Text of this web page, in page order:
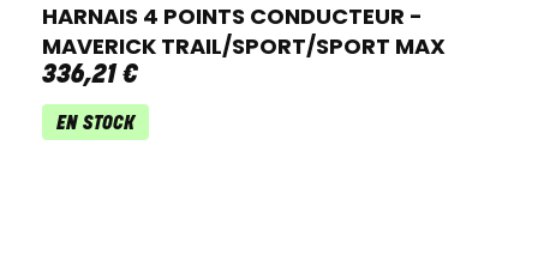
HARNAIS 4 POINTS CONDUCTEUR -
MAVERICK TRAIL/SPORT/SPORT MAX
336,21 €
EN STOCK